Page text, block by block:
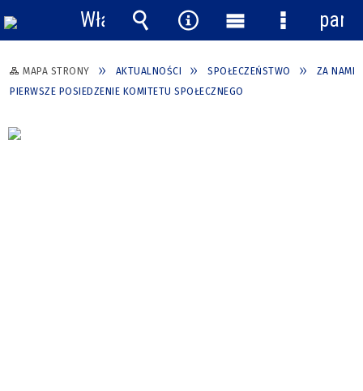
MAPA STRONY AKTUALNOŚCI SPOŁECZEŃSTWO
ZA NAMI
PIERWSZE POSIEDZENIE KOMITETU SPOŁECZNEGO
Włącz
powiadomienia
Wyszukiwarka
Narzędzia
Menu
główne
Menu
panel